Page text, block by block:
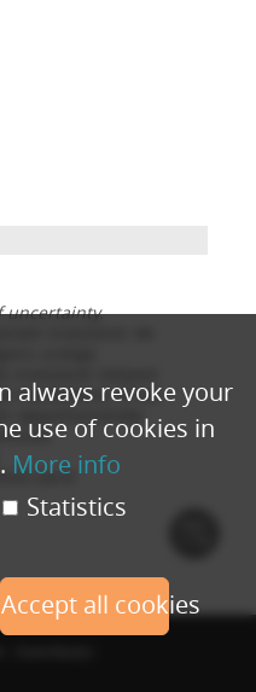
uncertainty.
markedene. Vi ser
opportunistiske
Laird
always revoke your
use of cookies in
More info
Statistics
Accept all cookies